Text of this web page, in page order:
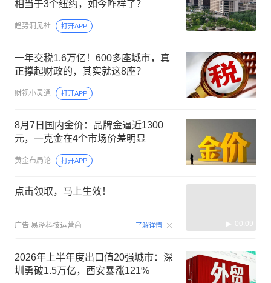
相当于3个纽约，如今咋样了？
趋势洞见社 打开APP
一年交税1.6万亿！600多座城市，真
正撑起财政的，其实就这8座？
财视小灵通 打开APP
8月7日国内金价：品牌金逼近1300
元，一克金在4个市场价差明显
黄金布局论 打开APP
点击领取，马上生效！
广告 易泽科技运营商 了解详情 00:09
2026年上半年度出口值20强城市：深
圳勇破1.5万亿，西安暴涨121%